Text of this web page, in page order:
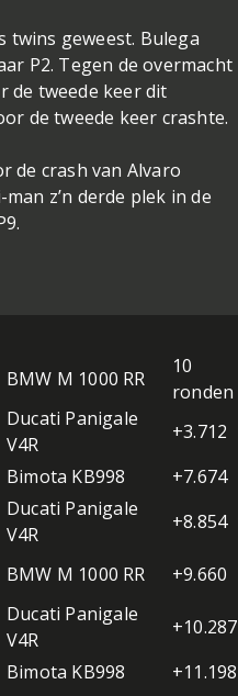
twins geweest. Bulega
P2. Tegen de overmacht
de tweede keer dit
de tweede keer crashte.
de crash van Alvaro
z’n derde plek in de
BMW M 1000 RR
10
ronden
Ducati Panigale
V4R
+3.712
Bimota KB998
+7.674
Ducati Panigale
V4R
+8.854
BMW M 1000 RR +9.660
Ducati Panigale
V4R
+10.287
Bimota KB998
+11.198